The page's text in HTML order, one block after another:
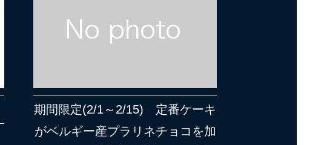
期間限定(2/1～2/15) 定番ケーキ
がベルギー産プラリネチョコを加